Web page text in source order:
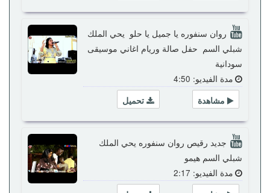
روان سنفوره يا جميل يا حلو يحي الملك
شبلي السم حفل صالة وريام اغاني موسيقى
سودانية
مدة الفيديو: 4:50
تحميل
مشاهدة
جديد رقيص روان سنفوره يحي الملك
شبلي السم هيمو
مدة الفيديو: 2:17